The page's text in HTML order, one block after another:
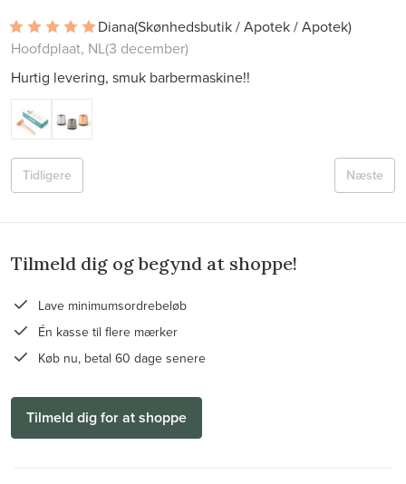
Diana(Skønhedsbutik / Apotek / Apotek)
Hoofdplaat, NL(3 december)
Hurtig levering, smuk barbermaskine!!
Næste
Tidligere
Tilmeld dig og begynd at shoppe!
Lave minimumsordrebeløb
Én kasse til flere mærker
Køb nu, betal 60 dage senere
Tilmeld dig for at shoppe